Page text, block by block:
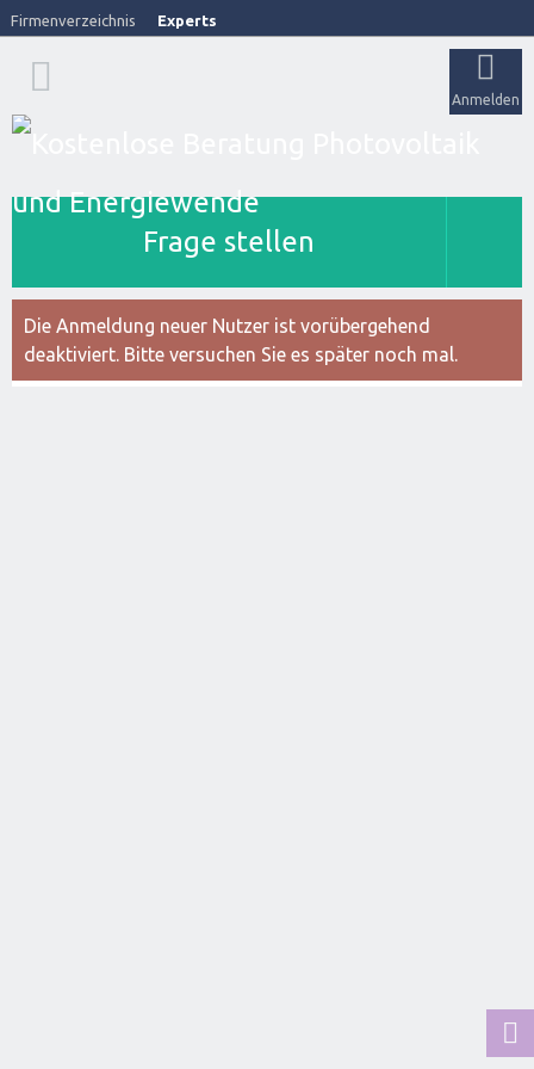
Firmenverzeichnis Experts
Anmelden
Frage stellen
Die Anmeldung neuer Nutzer ist vorübergehend
deaktiviert. Bitte versuchen Sie es später noch mal.